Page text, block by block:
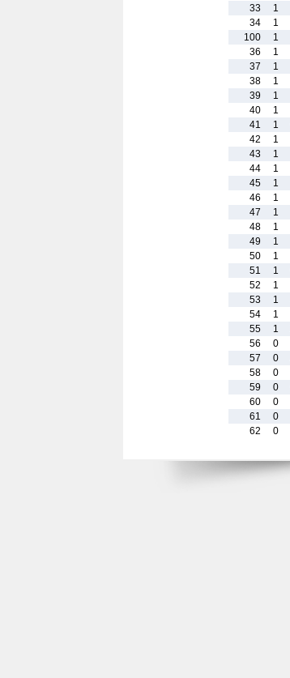
33
1
34
1
100
1
36
1
37
1
38
1
39
1
40
1
41
1
42
1
43
1
44
1
45
1
46
1
47
1
48
1
49
1
50
1
51
1
52
1
53
1
54
1
55
1
56
0
57
0
58
0
59
0
60
0
61
0
62
0